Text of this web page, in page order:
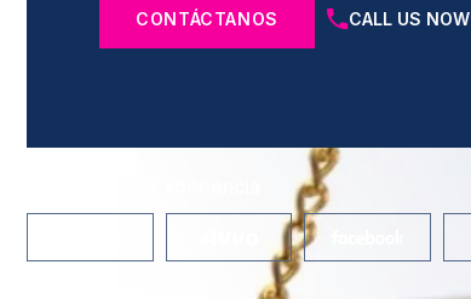
CONTÁCTANOS CALL US NOW